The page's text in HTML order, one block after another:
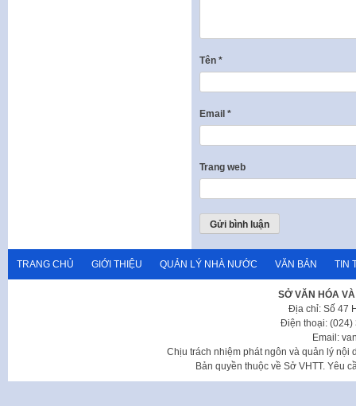
Tên *
Email *
Trang web
TRANG CHỦ GIỚI THIỆU QUẢN LÝ NHÀ NƯỚC VĂN BẢN TIN
SỞ VĂN HÓA
Địa chỉ: Số 47
Điện thoại: (024)
Email:
Chịu trách nhiệm phát ngôn và quản lý nội
Bản quyền thuộc về Sở VHTT. Yêu